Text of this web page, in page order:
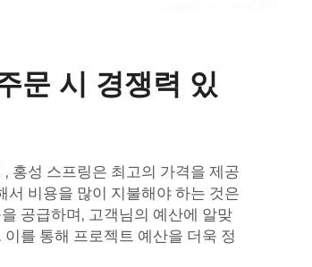
문 시 경쟁력 있
, 홍성 스프링은 최고의 가격을 제공
서 비용을 많이 지불해야 하는 것은
공급하며, 고객님의 예산에 알맞
를 통해 프로젝트 예산을 더욱 정